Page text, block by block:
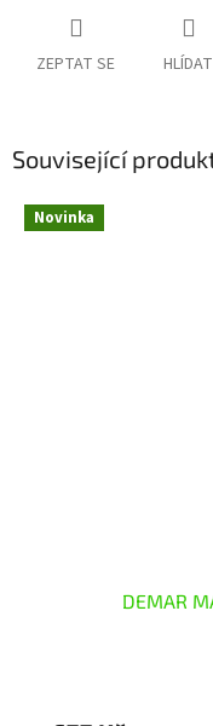
ZEPTAT SE HLÍDAT
Související
Novinka
DEMAR